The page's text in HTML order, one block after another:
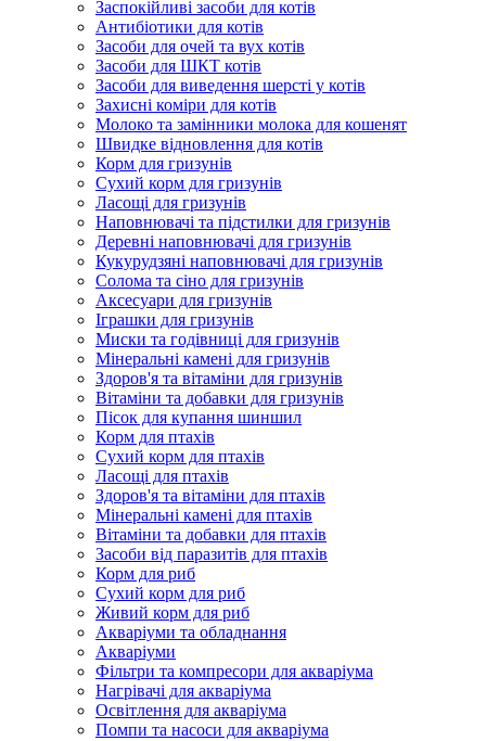
Заспокійливі засоби для котів
Антибіотики для котів
Засоби для очей та вух котів
Засоби для ШКТ котів
Засоби для виведення шерсті у котів
Захисні коміри для котів
Молоко та замінники молока для кошенят
Швидке відновлення для котів
Корм для гризунів
Сухий корм для гризунів
Ласощі для гризунів
Наповнювачі та підстилки для гризунів
Деревні наповнювачі для гризунів
Кукурудзяні наповнювачі для гризунів
Солома та сіно для гризунів
Аксесуари для гризунів
Іграшки для гризунів
Миски та годівниці для гризунів
Мінеральні камені для гризунів
Здоров'я та вітаміни для гризунів
Вітаміни та добавки для гризунів
Пісок для купання шиншил
Корм для птахів
Сухий корм для птахів
Ласощі для птахів
Здоров'я та вітаміни для птахів
Мінеральні камені для птахів
Вітаміни та добавки для птахів
Засоби від паразитів для птахів
Корм для риб
Сухий корм для риб
Живий корм для риб
Акваріуми та обладнання
Акваріуми
Фільтри та компресори для акваріума
Нагрівачі для акваріума
Освітлення для акваріума
Помпи та насоси для акваріума